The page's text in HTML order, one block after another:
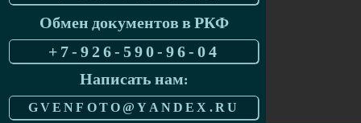
Обмен документов в РКФ
+7-926-590-96-04
Написать нам:
GVENFOTO@YANDEX.RU